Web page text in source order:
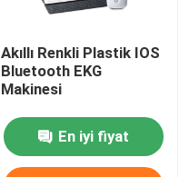
Akıllı Renkli Plastik IOS
Bluetooth EKG
Makinesi
En iyi fiyat